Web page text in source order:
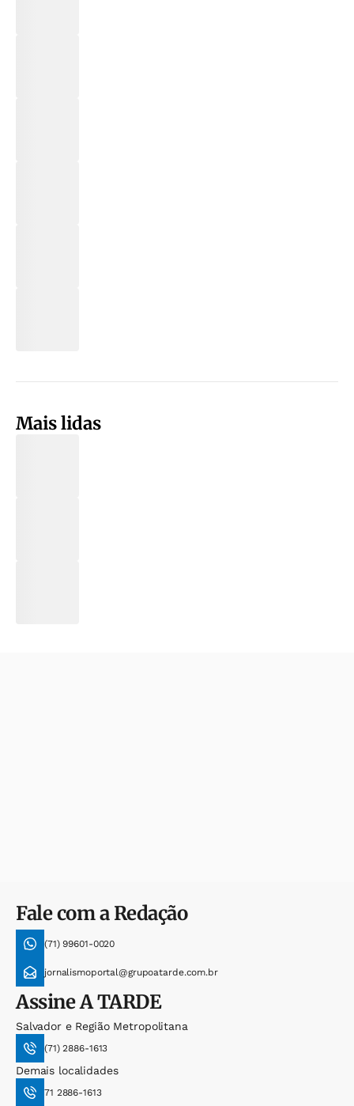
Mais lidas
Fale com a Redação
(71) 99601-0020
jornalismoportal@grupoatarde.com.br
AssineA TARDE
Salvador e Região Metropolitana
(71) 2886-1613
Demais localidades
71 2886-1613